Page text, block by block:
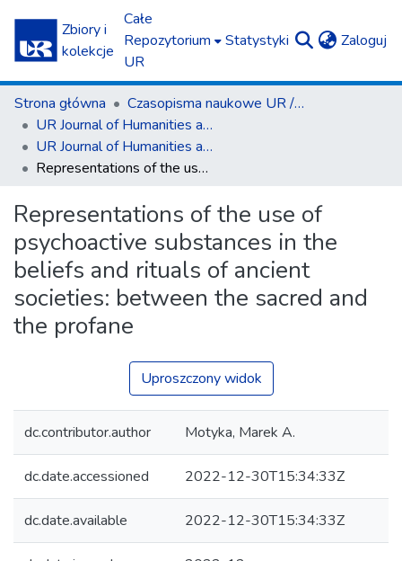
Zbiory i
kolekcje
Całe
Repozytorium
UR
Statystyki Zaloguj
Strona główna
Czasopisma naukowe UR / Scientific Journals
UR Journal of Humanities and Social Sciences
UR Journal of Humanities and Social Sciences nr 3(24)/2022
Representations of the use of psychoactive substances in the beliefs and rituals of ancient societies: between the sacred and the profane
Representations of the use of
psychoactive substances in the
beliefs and rituals of ancient
societies: between the sacred and
the profane
Uproszczony widok
dc.contributor.author Motyka, Marek A.
dc.date.accessioned 2022-12-30T15:34:33Z
dc.date.available 2022-12-30T15:34:33Z